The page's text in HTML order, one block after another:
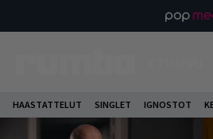
HAASTATTELUT SINGLET IGNOSTOT